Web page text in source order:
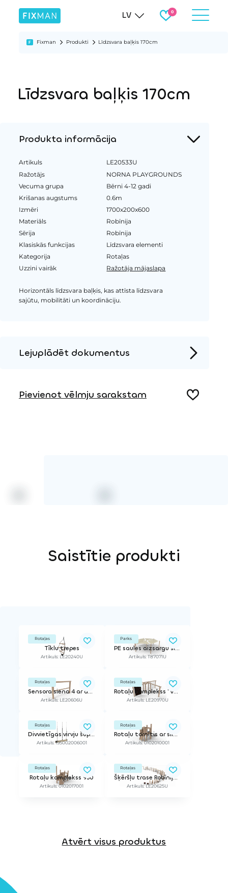
LV
Fixman Produkti Līdzsvara baļķis 170cm
Līdzsvara baļķis 170cm
Produkta informācija
Artikuls
LE20533U
Ražotājs
NORNA PLAYGROUNDS
Vecuma grupa
Bērni 4-12 gadi
Krišanas augstums
0.6m
Izmēri
1700x200x600
Materiāls
Robīnija
Sērija
Robīnija
Klasiskās funkcijas
Līdzsvara elementi
Kategorija
Rotaļas
Uzzini vairāk
Ražotāja mājaslapa
Horizontāls līdzsvara baļķis, kas attīsta līdzsvara
sajūtu, mobilitāti un koordināciju.
Lejuplādēt dokumentus
Pievienot vēlmju sarakstam
Saistītie produkti
Rotaļas
Tīklu trepes
Artikuls: LE20240U
Parks
PE saules aizsargu sistēma, 6 nojumes (3x3x3 m) + 7 balstii + 1 vēja aizsargs
Artikuls: T87071U
Rotaļas
Sensora siena 4 ar āķiem un balstiekārtu
Artikuls: LE20606U
Rotaļas
Rotaļu komplekss "Vējdzirnavas"
Artikuls: LE20970U
Rotaļas
Divvietīgas virvju šūpoles (bez balstiem)
Artikuls: 195002006001
Rotaļas
Rotaļu tornītis ar slidkalniņu un virvi QUATRY 950
Artikuls: 0102010001
Rotaļas
Rotaļu komplekss 950
Artikuls: 0102017001
Rotaļas
Šķēršļu trase Robīnija 6
Artikuls: LE20625U
Atvērt visus produktus